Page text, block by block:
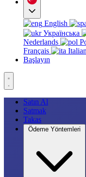
English
Українська
Nederlands
Français
Başlayın
Satın Al
Satmak
Takas
Ödeme Yöntemleri